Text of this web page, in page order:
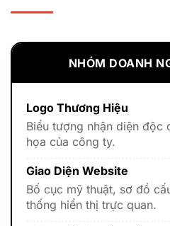
NHÓM DOANH
Logo Thương Hiệu
Biểu tượng nhận diện độc
họa của công ty.
Giao Diện Website
Bố cục mỹ thuật, sơ đồ
thống hiển thị trực quan.